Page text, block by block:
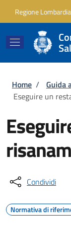
Regione Lombardia
Briciole
Home / Guida
Eseguire un
Condividi
Normativa di